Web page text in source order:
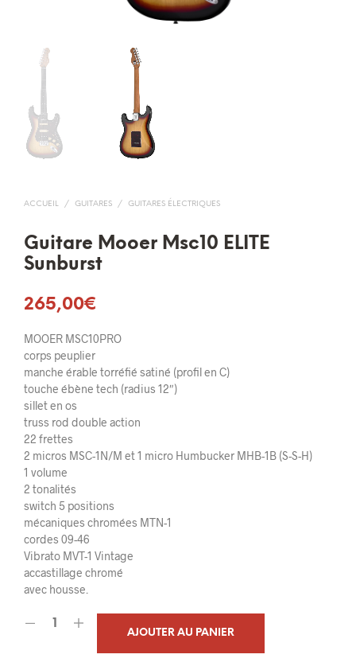
ACCUEIL / GUITARES / GUITARES ÉLECTRIQUES
Guitare Mooer Msc10 ELITE
Sunburst
265,00€
MOOER MSC10PRO
corps peuplier
manche érable torréfié satiné (profil en C)
touche ébène tech (radius 12″)
sillet en os
truss rod double action
22 frettes
2 micros MSC-1N/M et 1 micro Humbucker MHB-1B (S-S-H)
1 volume
2 tonalités
switch 5 positions
mécaniques chromées MTN-1
cordes 09-46
Vibrato MVT-1 Vintage
accastillage chromé
avec housse.
AJOUTER AU PANIER